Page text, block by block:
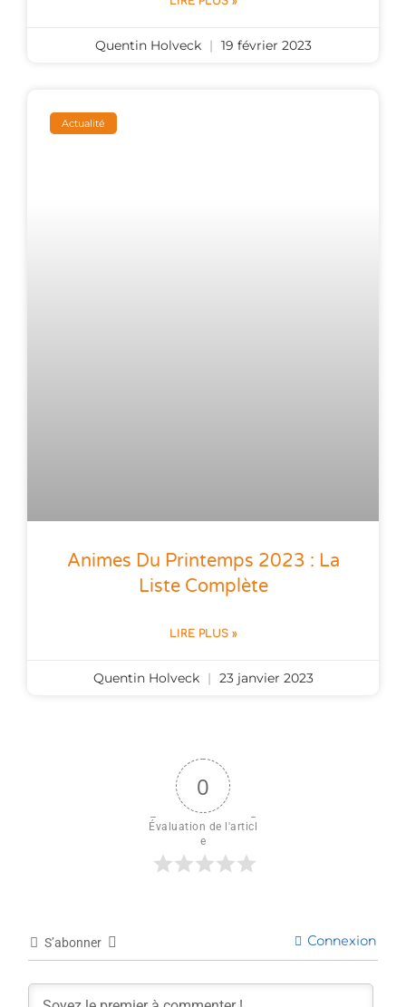
Quentin Holveck 19 février 2023
Actualité
Animes Du Printemps 2023 : La
Liste Complète
LIRE PLUS »
Quentin Holveck 23 janvier 2023
0
Évaluation de l'articl
e
S’abonner Connexion